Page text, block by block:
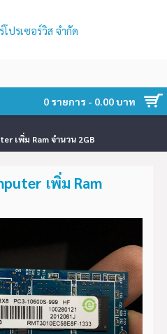
0 รายการ - 0.00 บาท
เพิ่ม Ram จำนวน 2GB
เพิ่ม Ram